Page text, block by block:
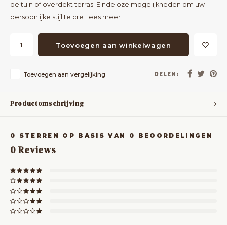
de tuin of overdekt terras. Eindeloze mogelijkheden om uw
persoonlijke stijl te cre Lees meer
Toevoegen aan winkelwagen
Toevoegen aan vergelijking DELEN:
Productomschrijving
0 STERREN OP BASIS VAN 0 BEOORDELINGEN
0Reviews